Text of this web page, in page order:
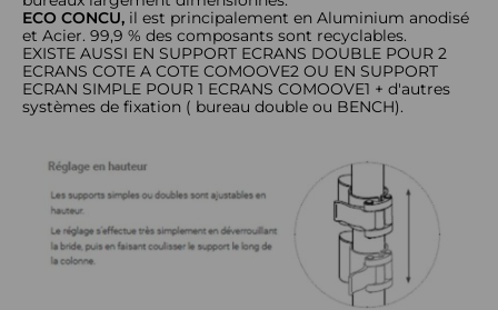
ECO CONCU, il est principalement en Aluminium anodisé
et Acier. 99,9 % des composants sont recyclables.
EXISTE AUSSI EN SUPPORT ECRANS DOUBLE POUR 2
ECRANS COTE A COTE COMOOVE2 OU EN SUPPORT
ECRAN SIMPLE POUR 1 ECRANS COMOOVE1 + d'autres
systèmes de fixation ( bureau double ou BENCH).